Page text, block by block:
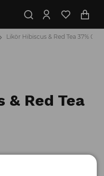
Likör Hibiscus & Red Tea 37% 0,7l
& Red Tea